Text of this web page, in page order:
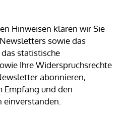
Hinweisen klären wir Sie
sowie das
statistische
Ihre Widerspruchsrechte
abonnieren,
Empfang und den
einverstanden.